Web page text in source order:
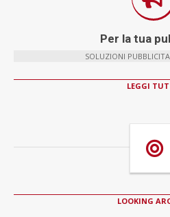
Per la tua
SOLUZIONI
LEGGI
LOOKING